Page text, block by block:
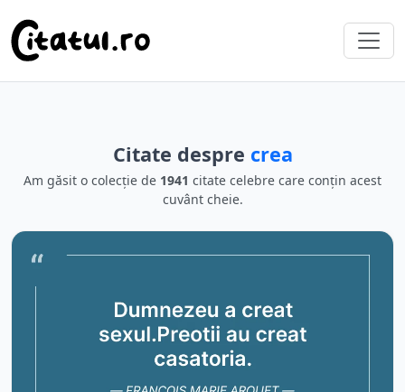
Citate despre crea
Am găsit o colecție de 1941 citate celebre care conțin acest
cuvânt cheie.